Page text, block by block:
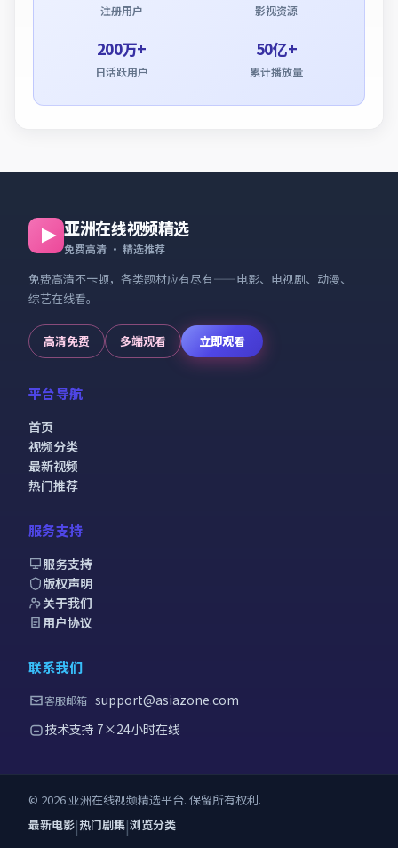
注册用户 影视资源
200万+
日活跃用户
50亿+
累计播放量
亚洲在线视频精选
免费高清 · 精选推荐
免费高清不卡顿，各类题材应有尽有——电影、电视剧、动漫、
综艺在线看。
高清免费 多端观看 立即观看
平台导航
首页
视频分类
最新视频
热门推荐
服务支持
服务支持
版权声明
关于我们
用户协议
联系我们
客服邮箱 support@asiazone.com
技术支持 7×24小时在线
© 2026亚洲在线视频精选平台. 保留所有权利.
最新电影|热门剧集|浏览分类